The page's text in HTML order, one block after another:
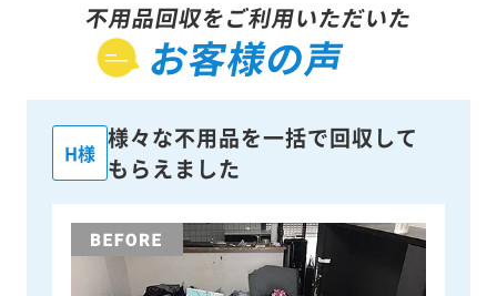
不用品回収をご利用いただいた
お客様の声
H様
様々な不用品を一括で回収して
もらえました